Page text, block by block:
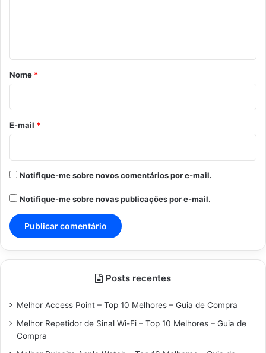
r
o
*
Nome *
E-mail *
Notifique-me sobre novos comentários por e-mail.
Notifique-me sobre novas publicações por e-mail.
Posts recentes
Melhor Access Point – Top 10 Melhores – Guia de Compra
Melhor Repetidor de Sinal Wi-Fi – Top 10 Melhores – Guia de
Compra